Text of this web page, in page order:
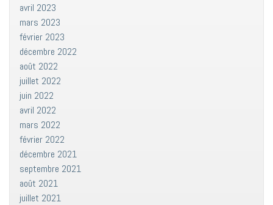
avril 2023
mars 2023
février 2023
décembre 2022
août 2022
juillet 2022
juin 2022
avril 2022
mars 2022
février 2022
décembre 2021
septembre 2021
août 2021
juillet 2021